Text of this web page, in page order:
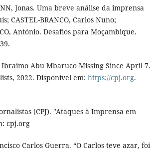
Jonas. Uma breve análise da imprensa
CASTEL-BRANCO, Carlos Nuno;
António. Desafios para Moçambique.
Ibraimo Abu Mbaruco Missing Since April 7.
2022. Disponível em: https://cpj.org.
(CPJ). "Ataques à Imprensa em
cpj.org
Carlos Guerra. “O Carlos teve azar, foi